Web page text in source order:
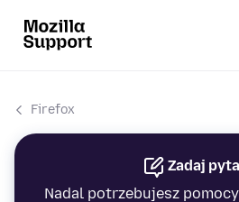
Firefox
Zadaj
Nadal potrzebujesz